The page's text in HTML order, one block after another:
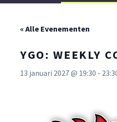
« Alle Evenementen
YGO: WEEKLY
13 januari 2027 @ 19:30 -